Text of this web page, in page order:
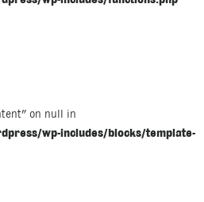
on null in
wp-includes/blocks/template-